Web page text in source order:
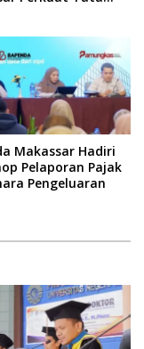
Makassar Hadiri
Pelaporan Pajak
Pengeluaran